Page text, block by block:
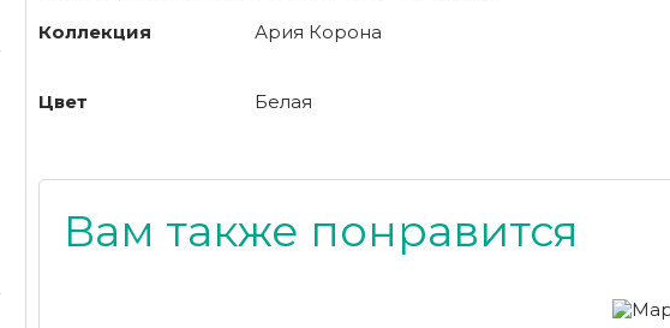
Коллекция
Ария Корона
Цвет Белая
Вам также понравится